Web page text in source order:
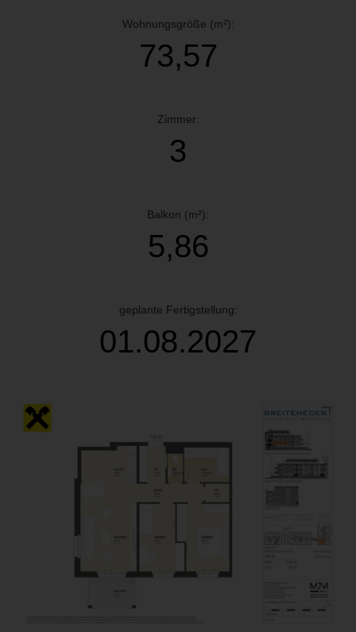
Wohnungsgröße (m²):
73,57
Zimmer:
3
Balkon (m²):
5,86
geplante Fertigstellung:
01.08.2027